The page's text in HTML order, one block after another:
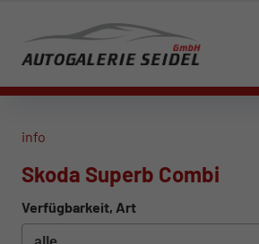
info
Skoda Superb Combi
Verfügbarkeit, Art